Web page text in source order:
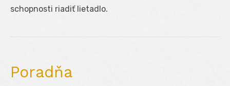
schopnosti riadiť lietadlo.
Poradňa